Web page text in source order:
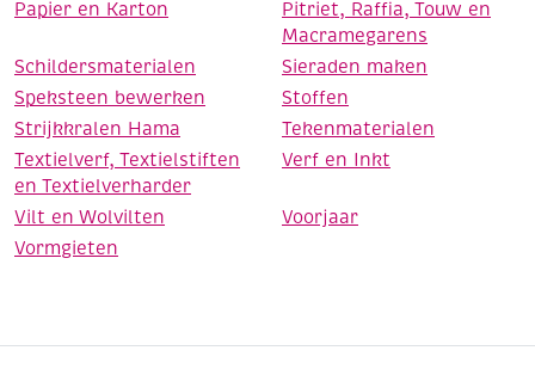
Papier en Karton
Pitriet, Raffia, Touw en
Macramegarens
Schildersmaterialen
Sieraden maken
Speksteen bewerken
Stoffen
Strijkkralen Hama
Tekenmaterialen
Textielverf, Textielstiften
en Textielverharder
Verf en Inkt
Vilt en Wolvilten
Voorjaar
Vormgieten